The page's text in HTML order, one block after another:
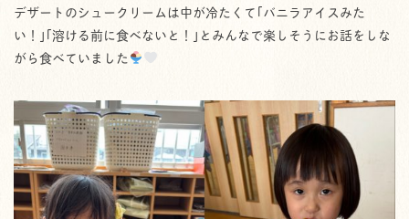
デザートのシュークリームは中が冷たくて｢バニラアイスみた
い！｣｢溶ける前に食べないと！｣とみんなで楽しそうにお話をしな
がら食べていました